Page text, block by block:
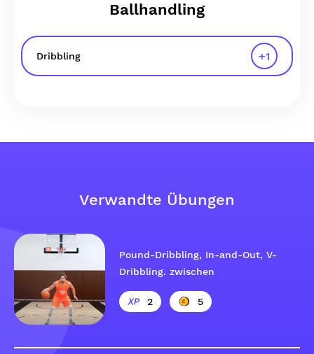
Ballhandling
Dribbling +1
Verwandte Übungen
Pound-Dribbling, In-and-Out, V-
Dribbling. zwischen
2 5